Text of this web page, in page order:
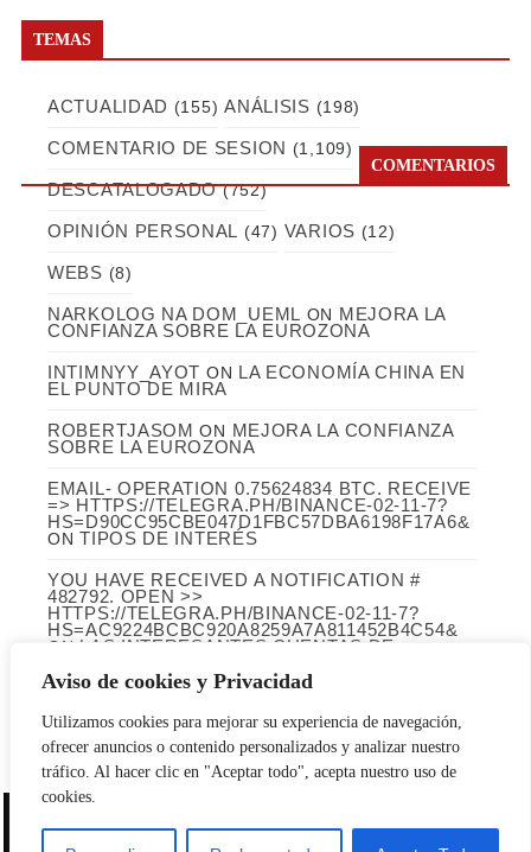
Aviso de cookies y Privacidad
Utilizamos cookies para mejorar su experiencia de navegación,
ofrecer anuncios o contenido personalizados y analizar nuestro
tráfico. Al hacer clic en "Aceptar todo", acepta nuestro uso de
cookies.
TEMAS
ACTUALIDAD (155) ANÁLISIS (198)
COMENTARIO DE SESION (1,109)
DESCATALOGADO(752)
OPINIÓN PERSONAL (47) VARIOS (12)
WEBS (8)
COMENTARIOS
NARKOLOG NA DOM_UEML ON MEJORA LA
CONFIANZA SOBRE LA EUROZONA
INTIMNYY_AYOT ON LA ECONOMÍA CHINA EN
EL PUNTO DE MIRA
ROBERTJASOM ON MEJORA LA CONFIANZA
SOBRE LA EUROZONA
EMAIL- OPERATION 0.75624834 BTC. RECEIVE
=> HTTPS://TELEGRA.PH/BINANCE-02-11-7?
HS=D90CC95CBE047D1FBC57DBA6198F17A6&
ONTIPOS DE INTERÉS
YOU HAVE RECEIVED A NOTIFICATION #
482792. OPEN >>
HTTPS://TELEGRA.PH/BINANCE-02-11-7?
HS=AC9224BCBC920A8259A7A811452B4C54&
ON LAS INTERESANTES CUENTAS DE
Archivo
El Rincon del Inversor | Blog en memoria de Javier